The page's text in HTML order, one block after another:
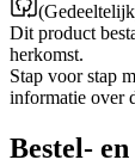
Dit product
herkomst.
Stap voor stap
informatie over
Bestel-